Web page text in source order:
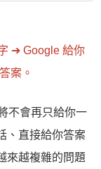
➔ Google 給你
案。
不會再只給你一
、直接給你答案
來越複雜的問題